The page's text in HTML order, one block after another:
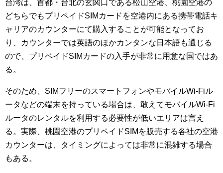
台湾は、首都・台北の玄関口である松山空港、桃園空港の
どちらでもプリペイドSIMカードを空港内にある携帯電話キ
ャリアのカウンターにて購入することが可能となってお
り、カウンターでは英語のほかカンタンな日本語も通じる
ので、プリペイドSIMカードの入手が非常に用意な国ではあ
る。
そのため、SIMフリーのスマートフォンやモバイルWi-Fiル
ータなどの端末を持っている場合は、敢えてモバイルWi-Fi
ルータのレンタルを利用する必要性が低いエリアは言え
る。実際、桃園空港のプリペイドSIMを販売する各社の空港
カウンターは、タイミングによっては非常に混雑する場合
もある。